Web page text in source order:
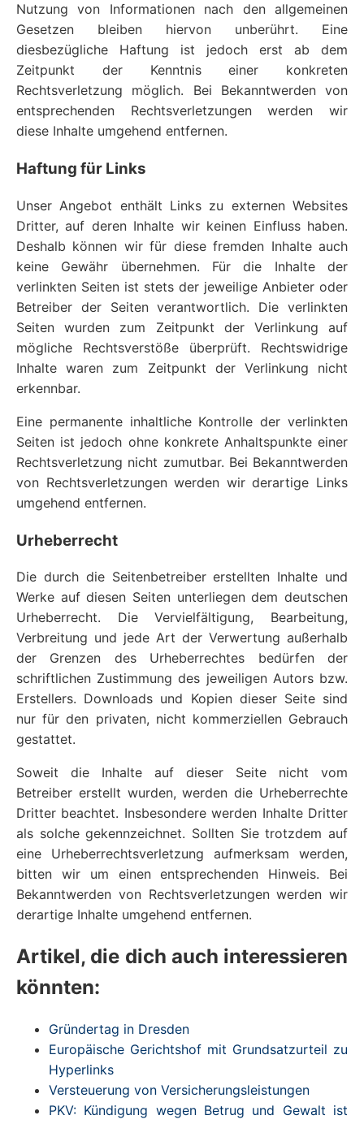
Nutzung von Informationen nach den allgemeinen
Gesetzen bleiben hiervon unberührt. Eine
diesbezügliche Haftung ist jedoch erst ab dem
Zeitpunkt der Kenntnis einer konkreten
Rechtsverletzung möglich. Bei Bekanntwerden von
entsprechenden Rechtsverletzungen werden wir
diese Inhalte umgehend entfernen.
Haftung für Links
Unser Angebot enthält Links zu externen Websites
Dritter, auf deren Inhalte wir keinen Einfluss haben.
Deshalb können wir für diese fremden Inhalte auch
keine Gewähr übernehmen. Für die Inhalte der
verlinkten Seiten ist stets der jeweilige Anbieter oder
Betreiber der Seiten verantwortlich. Die verlinkten
Seiten wurden zum Zeitpunkt der Verlinkung auf
mögliche Rechtsverstöße überprüft. Rechtswidrige
Inhalte waren zum Zeitpunkt der Verlinkung nicht
erkennbar.
Eine permanente inhaltliche Kontrolle der verlinkten
Seiten ist jedoch ohne konkrete Anhaltspunkte einer
Rechtsverletzung nicht zumutbar. Bei Bekanntwerden
von Rechtsverletzungen werden wir derartige Links
umgehend entfernen.
Urheberrecht
Die durch die Seitenbetreiber erstellten Inhalte und
Werke auf diesen Seiten unterliegen dem deutschen
Urheberrecht. Die Vervielfältigung, Bearbeitung,
Verbreitung und jede Art der Verwertung außerhalb
der Grenzen des Urheberrechtes bedürfen der
schriftlichen Zustimmung des jeweiligen Autors bzw.
Erstellers. Downloads und Kopien dieser Seite sind
nur für den privaten, nicht kommerziellen Gebrauch
gestattet.
Soweit die Inhalte auf dieser Seite nicht vom
Betreiber erstellt wurden, werden die Urheberrechte
Dritter beachtet. Insbesondere werden Inhalte Dritter
als solche gekennzeichnet. Sollten Sie trotzdem auf
eine Urheberrechtsverletzung aufmerksam werden,
bitten wir um einen entsprechenden Hinweis. Bei
Bekanntwerden von Rechtsverletzungen werden wir
derartige Inhalte umgehend entfernen.
Artikel, die dich auch interessieren
könnten:
Gründertag in Dresden
Europäische Gerichtshof mit Grundsatzurteil zu
Hyperlinks
Versteuerung von Versicherungsleistungen
PKV: Kündigung wegen Betrug und Gewalt ist